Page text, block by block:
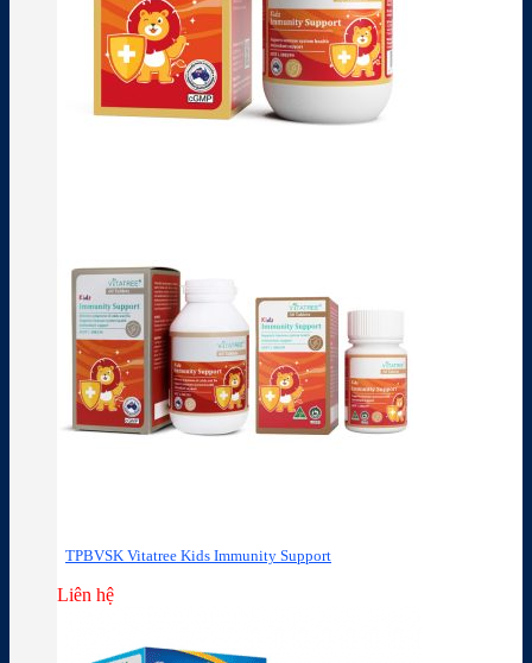
TPBVSK Vitatree Kids Immunity Support
Liên hệ